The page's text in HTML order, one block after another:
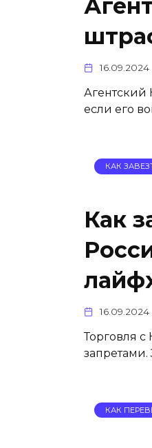
16.09.2024
Агентский
если его
КАК
Как
16.09.2024
Торговля
запретами.
КАК